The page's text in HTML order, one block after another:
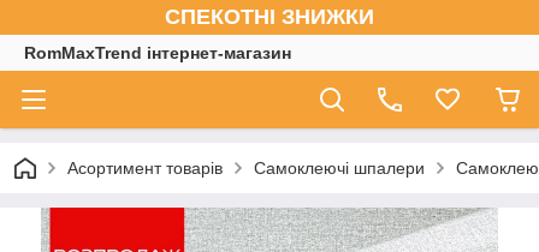
СПЕКОТНІ ЗНИЖКИ
RomMaxTrend інтернет-магазин
Асортимент товарів Самоклеючі шпалери